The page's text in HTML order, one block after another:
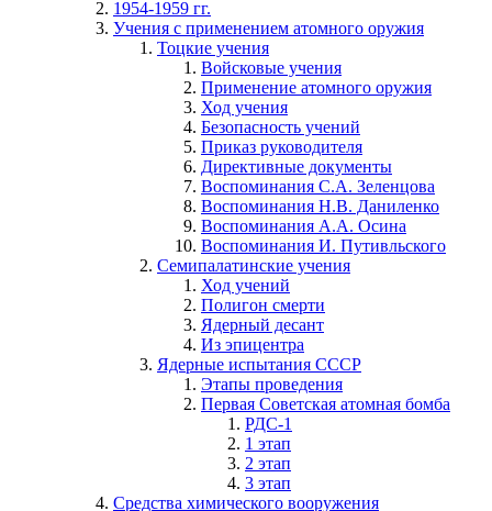
1954-1959 гг.
Учения с применением атомного оружия
Тоцкие учения
Войсковые учения
Применение атомного оружия
Ход учения
Безопасность учений
Приказ руководителя
Директивные документы
Воспоминания С.А. Зеленцова
Воспоминания Н.В. Даниленко
Воспоминания А.А. Осина
Воспоминания И. Путивльского
Cемипалатинские учения
Ход учений
Полигон смерти
Ядерный десант
Из эпицентра
Ядерные испытания СССР
Этапы проведения
Первая Советская атомная бомба
РДС-1
1 этап
2 этап
3 этап
Средства химического вооружения